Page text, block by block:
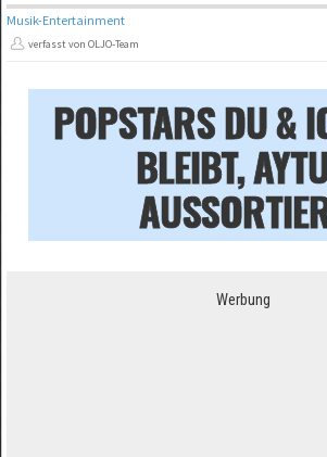
Musik-Entertainment
verfasst von OLJO-Team
POPSTARS DU &
BLEIBT,
Werbung